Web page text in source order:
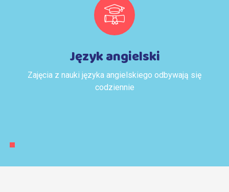
Język angielski
Zajęcia z nauki języka angielskiego odbywają się
codziennie